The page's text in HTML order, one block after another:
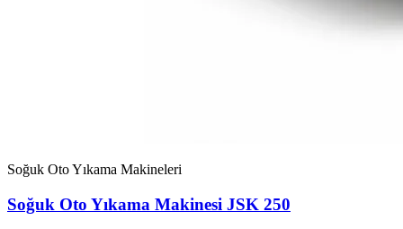
Soğuk Oto Yıkama Makineleri
Soğuk Oto Yıkama Makinesi JSK 250